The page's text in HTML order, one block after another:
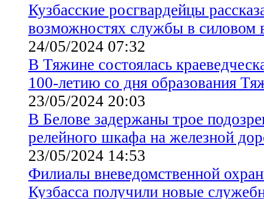
Кузбасские росгвардейцы
возможностях службы в силовом
24/05/2024 07:32
В Тяжине состоялась
100-летию со дня образования
23/05/2024 20:03
В Белове задержаны трое
релейного шкафа на железной
23/05/2024 14:53
Филиалы вневедомственной
Кузбасса получили новые